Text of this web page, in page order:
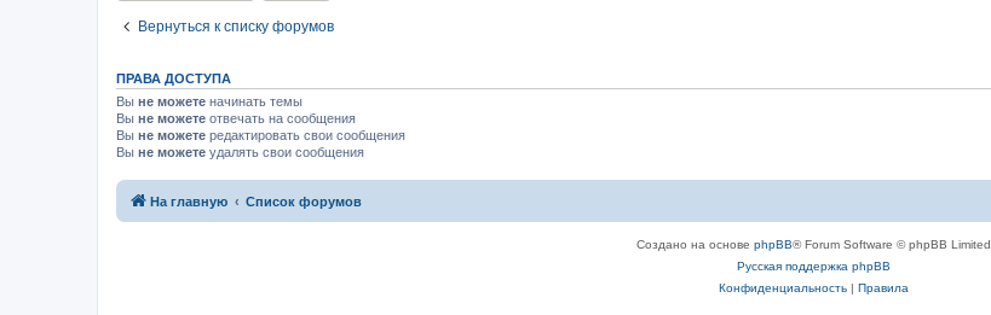
Вернуться к списку форумов
ПРАВА ДОСТУПА
Вы не можете начинать темы
Вы не можете отвечать на сообщения
Вы не можете редактировать свои сообщения
Вы не можете удалять свои сообщения
На главную Список форумов
Создано на основе phpBB® Forum Software © phpBB Limited
Русская поддержка phpBB
Конфиденциальность| Правила